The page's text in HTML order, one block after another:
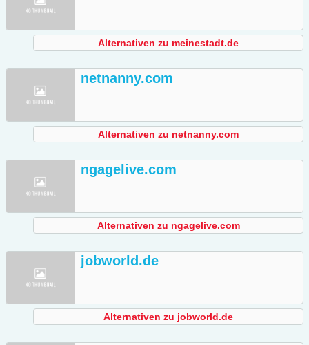
Alternativen zu meinestadt.de
netnanny.com
Alternativen zu netnanny.com
ngagelive.com
Alternativen zu ngagelive.com
jobworld.de
Alternativen zu jobworld.de